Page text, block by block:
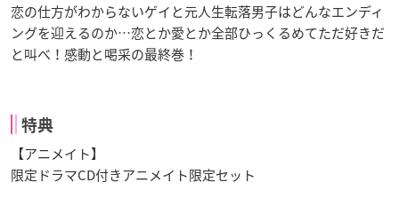
恋の仕方がわからないゲイと元人生転落男子はどんなエンディ
ングを迎えるのか…恋とか愛とか全部ひっくるめてただ好きだ
と叫べ！感動と喝采の最終巻！
特典
【アニメイト】
限定ドラマCD付きアニメイト限定セット